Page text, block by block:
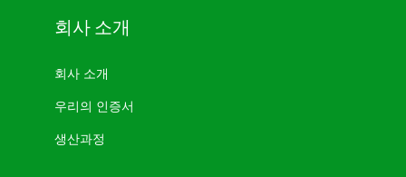
회사 소개
회사 소개
우리의 인증서
생산과정